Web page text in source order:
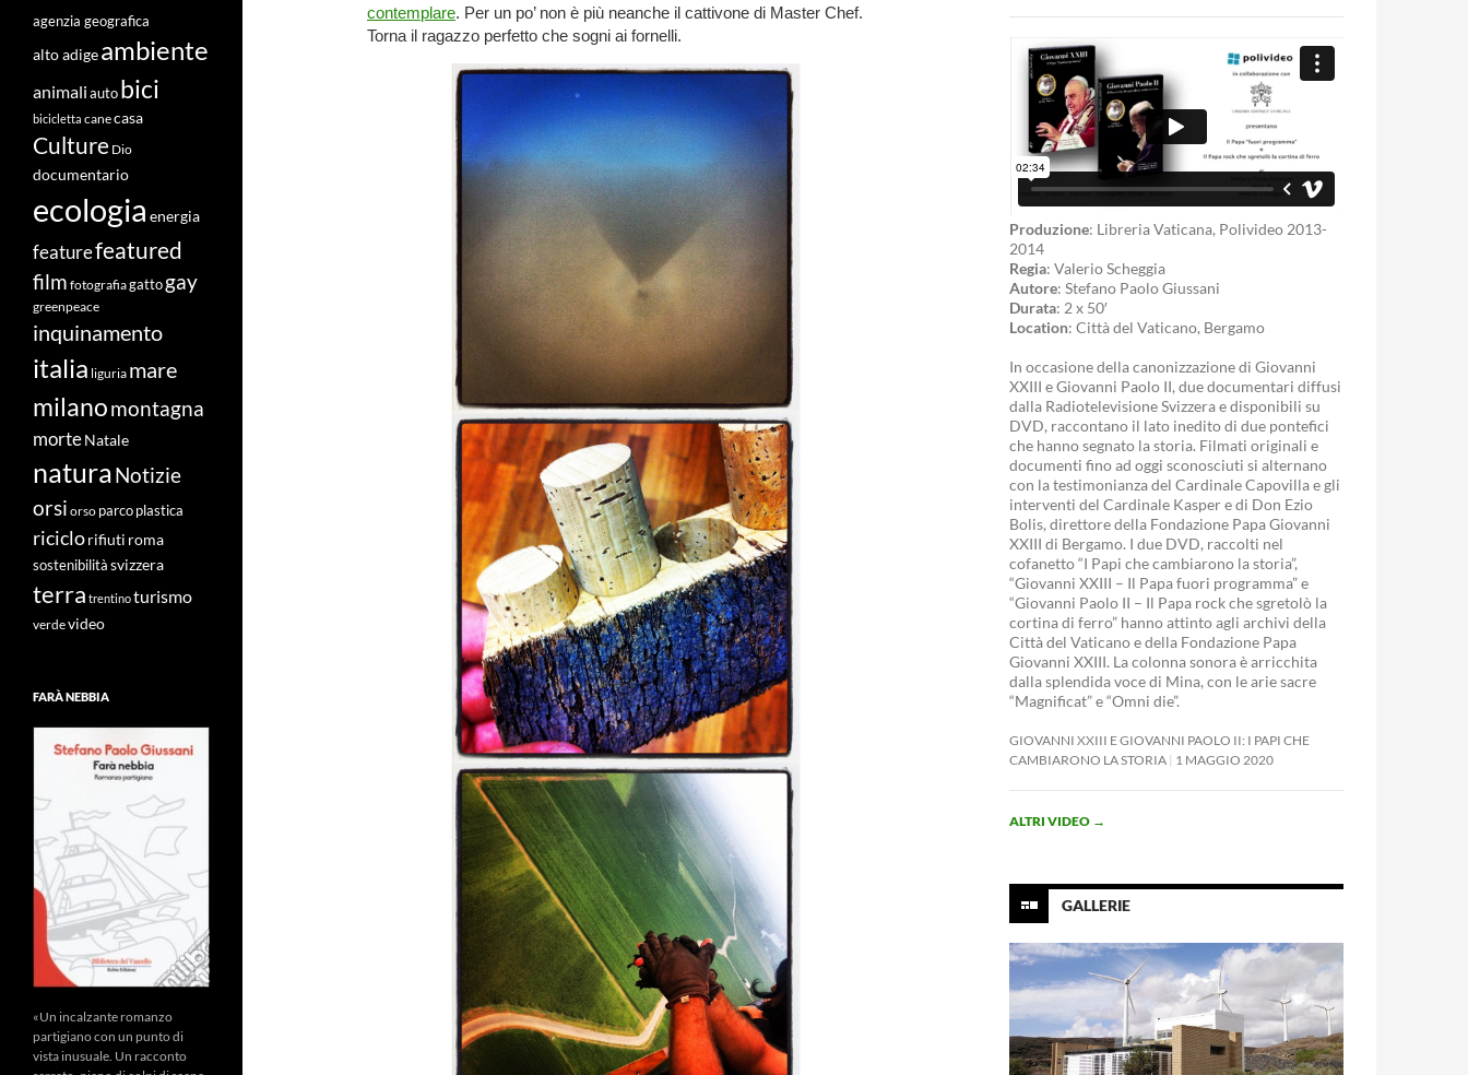
contemplare. Per un po’ non è più neanche il cattivone di Master Chef.
Torna il ragazzo perfetto che sogni ai fornelli.
Produzione: Libreria Vaticana, Polivideo 2013-
2014
Regia: Valerio Scheggia
Autore: Stefano Paolo Giussani
Durata: 2 x 50′
Location: Città del Vaticano, Bergamo
In occasione della canonizzazione di Giovanni
XXIII e Giovanni Paolo II, due documentari diffusi
dalla Radiotelevisione Svizzera e disponibili su
DVD, raccontano il lato inedito di due pontefici
che hanno segnato la storia. Filmati originali e
documenti fino ad oggi sconosciuti si alternano
con la testimonianza del Cardinale Capovilla e gli
interventi del Cardinale Kasper e di Don Ezio
Bolis, direttore della Fondazione Papa Giovanni
XXIII di Bergamo. I due DVD, raccolti nel
cofanetto “I Papi che cambiarono la storia”,
“Giovanni XXIII – Il Papa fuori programma” e
“Giovanni Paolo II – Il Papa rock che sgretolò la
cortina di ferro” hanno attinto agli archivi della
Città del Vaticano e della Fondazione Papa
Giovanni XXIII. La colonna sonora è arricchita
dalla splendida voce di Mina, con le arie sacre
“Magnificat” e “Omni die”.
GIOVANNI XXIII E GIOVANNI PAOLO II: I PAPI CHE
CAMBIARONO LA STORIA 1 MAGGIO 2020
ALTRI VIDEO →
GALLERIE
agenzia geografica
alto adigeambiente
animali auto bici
bicicletta canecasa
Culture Dio
documentario
ecologia energia
featurefeatured
film fotografiagatto gay
greenpeace
inquinamento
italia liguria mare
milanomontagna
morteNatale
naturaNotizie
orsi orso parco plastica
riciclorifiuti roma
sostenibilità svizzera
terra trentinoturismo
verdevideo
FARÀ NEBBIA
«Un incalzante romanzo
partigiano con un punto di
vista inusuale. Un racconto